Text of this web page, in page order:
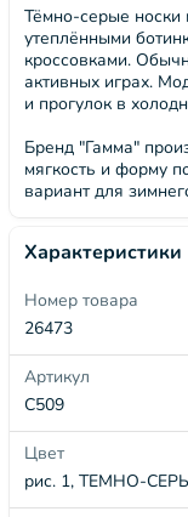
Тёмно-серые
утеплёнными
кроссовками.
активных играх.
и прогулок в
Бренд "Гамма"
мягкость и форму
вариант для
Характеристики
Номер товара
26473
Артикул
С509
Цвет
рис. 1, ТЕМНО-